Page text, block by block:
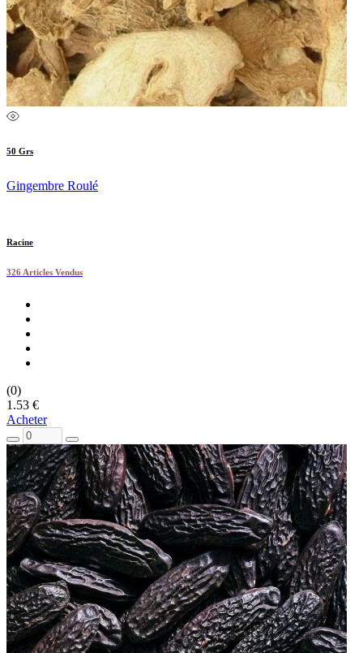
50 Grs
Gingembre Roulé
Racine
326 Articles Vendus
(0)
1.53 €
Acheter